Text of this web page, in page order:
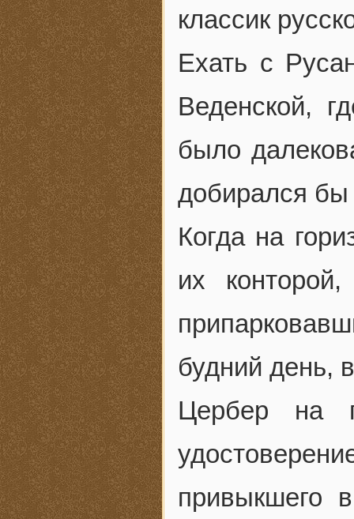
классик
Ехать с
Веденской,
было
добирался
Когда на
их
будний день,
Цербер на
привыкшего